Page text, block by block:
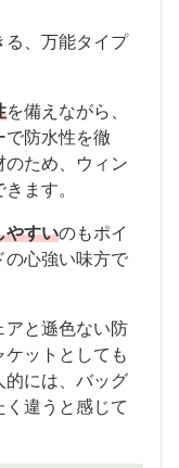
る、万能タイプ
を備えながら、
で防水性を徹
のため、ウィン
ます。
やすいのもポイ
の心強い味方で
アと遜色ない防
ットとしても
的には、バッグ
違うと感じて